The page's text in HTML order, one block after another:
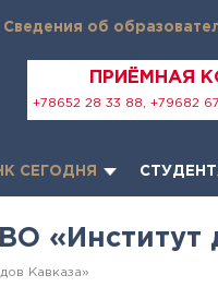
Сведения об
ПРИЁМНАЯ
+78652 28 33 88, +79682
СЕГОДНЯ
«Институт
Кавказа»